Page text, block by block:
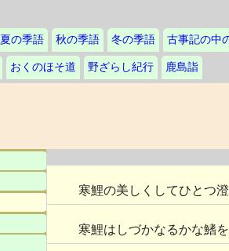
夏の季語 秋の季語 冬の季語 古事記の中
おくのほそ道 野ざらし紀行 鹿島詣
寒鯉の美しくしてひとつ澄
寒鯉はしづかなるかな鰭